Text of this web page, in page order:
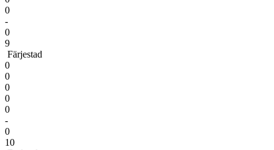
0
-
0
9
Färjestad
0
0
0
0
0
-
0
10